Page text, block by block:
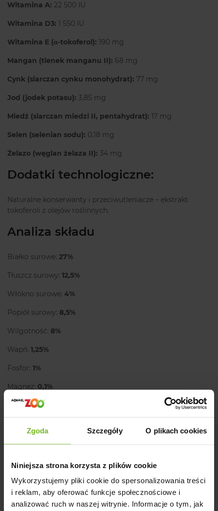
Zgoda Szczegóły O plikach cookies
Niniejsza strona korzysta z plików cookie
Wykorzystujemy pliki cookie do spersonalizowania treści
i reklam, aby oferować funkcje społecznościowe i
analizować ruch w naszej witrynie. Informacje o tym, jak
Witamina A: 22 500 IU
Witamina D3: 1 550 IU
Witamina E (α-tokoferol): 190 mg
Mangan (tlenek manganu II): 68 mg
Cynk (siarczan cynku monohydrat): 77 mg
Jod (jodek potasu): 3,85 mg
Miedź (siarczan miedzi II, pentahydrat): 17 mg
Selen (selenian sodu): 0,18 mg
Żelazo (węglan żelaza II): 34 mg
Dodatki technologiczne:
Naturalne konserwanty i przeciwutleniacze – ekstrakt
tokoferoli z olejów roślinnych.
Analiza składu
Białko surowe: 27%
Tłuszcz surowy: 12,5%
Włókno surowe: 4%
Popiół surowy: 8,5%
Wilgotność: 8%
Wapń: 1,25%
Fosfor: 1%
Magnez: 0,1%
Kwasy tłuszczowe Omega-3:
Energia metaboliczna:
Porcja dzienna
Waga psaStyl życia: siedzącyNormalna aktywność
4 kg
65 g
80 g